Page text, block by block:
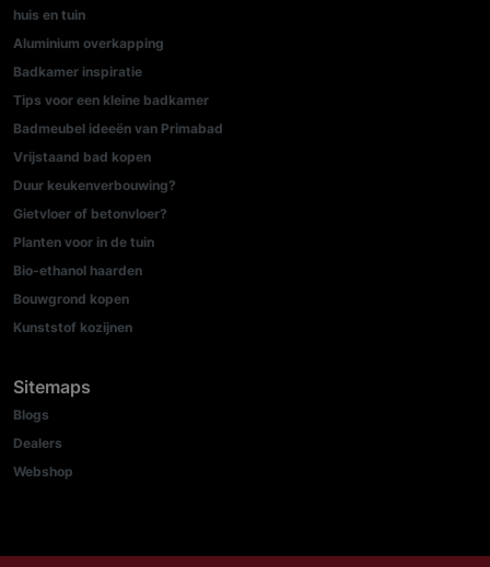
huis en tuin
Aluminium overkapping
Badkamer inspiratie
Tips voor een kleine badkamer
Badmeubel ideeën van Primabad
Vrijstaand bad kopen
Duur keukenverbouwing?
Gietvloer of betonvloer?
Planten voor in de tuin
Bio-ethanol haarden
Bouwgrond kopen
Kunststof kozijnen
Sitemaps
Blogs
Dealers
Webshop